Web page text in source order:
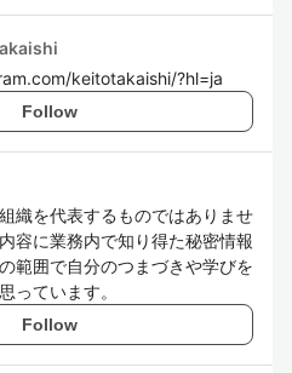
keitotakaishi/?hl=ja
Follow
織を代表するものではありませ
容に業務内で知り得た秘密情報
範囲で自分のつまづきや学びを
っています。
Follow